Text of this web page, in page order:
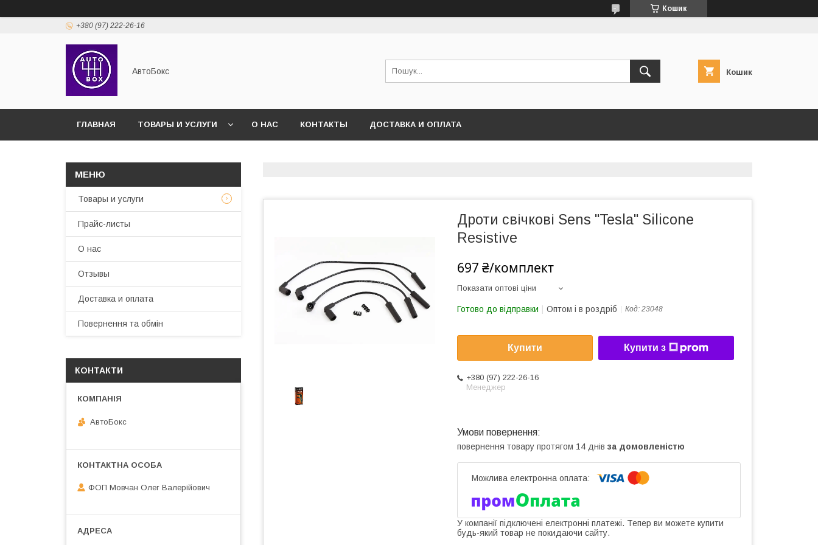
Кошик
+380 (97) 222-26-16
АвтоБокс Кошик
ГЛАВНАЯ ТОВАРЫ И УСЛУГИ О НАС КОНТАКТЫ ДОСТАВКА И ОПЛАТА
Дроти свічкові Sens "Tesla" Silicone
Resistive
697 ₴/комплект
Показати оптові ціни
Готово до відправки Оптом і в роздріб Код: 23048
Купити Купити з
+380 (97) 222-26-16
Менеджер
повернення товару протягом 14 днів за домовленістю
У компанії підключені електронні платежі. Тепер ви можете купити
будь-який товар не покидаючи сайту.
Товары и услуги
Прайс-листы
О нас
Отзывы
Доставка и оплата
Повернення та обмін
КОНТАКТИ
АвтоБокс
ФОП Мовчан Олег Валерійович